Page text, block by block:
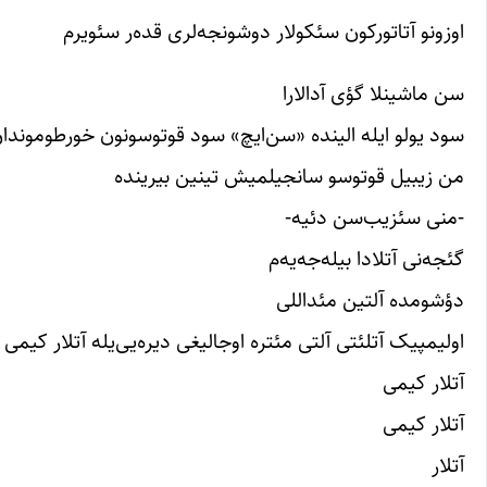
اوزونو آتا‌تورکون سئکولار دوشونجه‌لری قده‌ر سئویرم
سن ماشینلا گؤی ‌آدالارا
سود یولو ایله الینده «سن‌ایچ» سود قوتوسونون
من زیبیل قوتوسو سانجیلمیش تینین بیرینده
-منی سئزیب‌سن دئیه-
گئجه‌نی آتلادا بیله‌جه‌یه‌م
دؤشومده آلتین مئداللی
اولیمپیک آتلئتی آلتی مئتره اوجالیغی دیره‌یی‌یله آتلار کیمی
آتلار کیمی
آتلار کیمی
آتلار